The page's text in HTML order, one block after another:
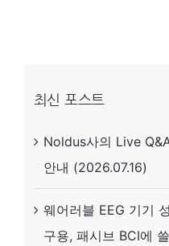
란?
최신 포스트
Noldus사의 Live
안내 (2026.07.16)
웨어러블 EEG 기기
구용, 패시브 BCI에